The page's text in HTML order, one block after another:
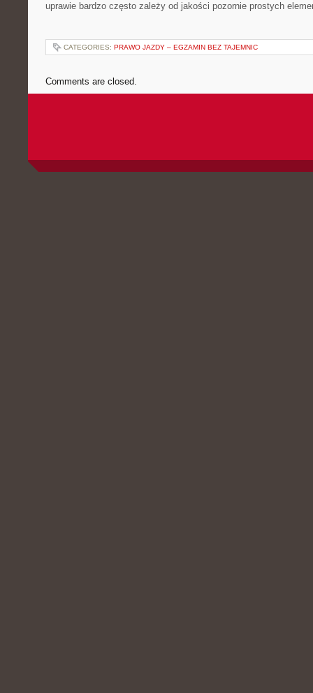
uprawie bardzo często zależy od jakości pozornie prostych
CATEGORIES: PRAWO JAZDY – EGZAMIN BEZ TAJEMNIC
Comments are closed.